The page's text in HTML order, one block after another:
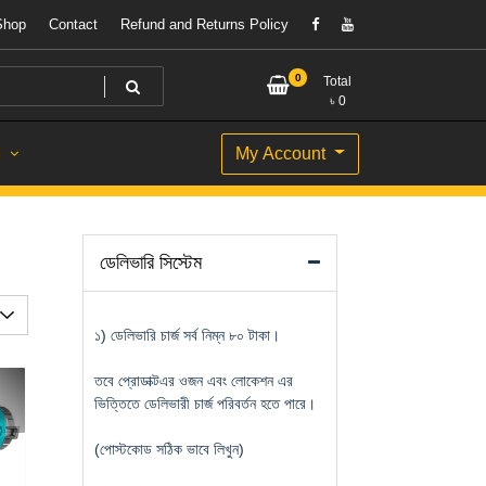
Contact Refund and Returns Policy
0
Total
৳ 0
My Account
ডেলিভারি সিস্টেম
১) ডেলিভারি চার্জ সর্ব নিম্ন ৮০ টাকা।
তবে প্রোডাক্টএর ওজন এবং লোকেশন এর
ভিত্তিতে ডেলিভারী চার্জ পরিবর্তন হতে পারে।
(পোস্টকোড সঠিক ভাবে লিখুন)